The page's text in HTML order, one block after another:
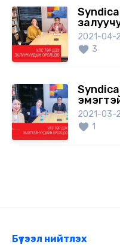
2021-04-
3
2021-03-
1
Бүтээл нийтлэх